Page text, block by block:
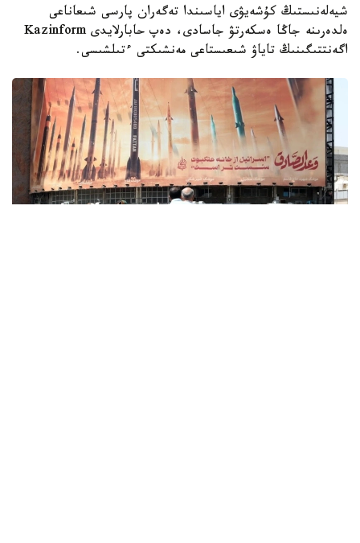
شيەلەنىستىڭ كۇشەيۋى اياسىندا تەگەران پارسى شىعاناعى
ەلدەرىنە جاڭا ەسكەرتۋ جاسادى، دەپ حابارلايدى Kazinform
اگەنتتىگىنىڭ تاياۋ شىعىستاعى مەنشىكتى ءتىلشىسى.